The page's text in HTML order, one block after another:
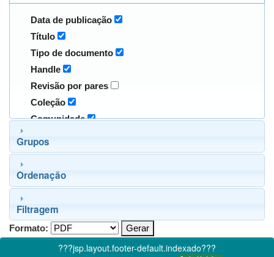
Data de publicação
Título
Tipo de documento
Handle
Revisão por pares
Coleção
Comunidade
Grupos
Ordenação
Filtragem
Formato:
???jsp.layout.footer-default.indexado???